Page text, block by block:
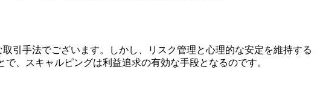
引手法でございます。しかし、リスク管理と心理的な安定を維持する
、スキャルピングは利益追求の有効な手段となるのです。